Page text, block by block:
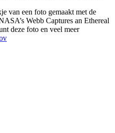
van een foto gemaakt met de
Webb Captures an Ethereal
deze foto en veel meer